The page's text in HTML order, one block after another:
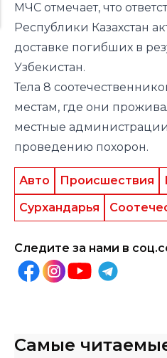
МЧС отмечает, что
Республики Казахстан
доставке погибших в
Узбекистан.
Тела 8
местам, где они
местные администрации
проведению похорон.
Авто Происшествия
Сурхандарья
Следите за нами в
Самые